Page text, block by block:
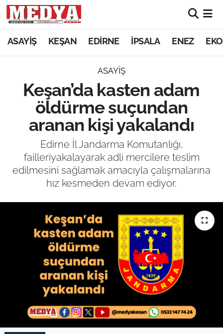
ASAYİŞ KEŞAN EDİRNE İPSALA ENEZ
ASAYİŞ
Keşan’da kasten adam
öldürme suçundan
aranan kişi yakalandı
Edirne İl Jandarma Komutanlığı,
failleriyakalayarak adli mercilere teslim
edilmesini sağlamak amacıyla çalışmalarına
hız kesmeden devam ediyor.
KEŞAN
ASAYİŞ
SİYASET
GÜNDEM
EKONOMİ
EĞİTİM
TARIM VE HAYVANCILIK
KÜLTÜR SANAT
RESMİ İLAN
SPOR